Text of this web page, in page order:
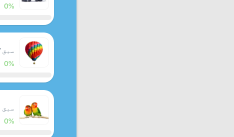
0%
سبق 2.7
0%
سبق 2.9
0%